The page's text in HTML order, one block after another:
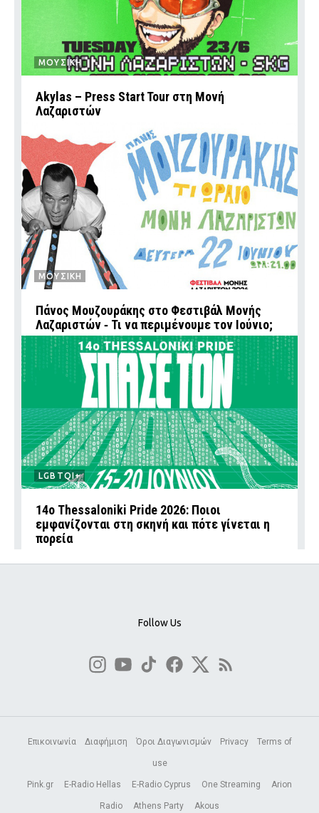
ΜΟΥΣΙΚΗ
Akylas – Press Start Tour στη Μονή
Λαζαριστών
ΜΟΥΣΙΚΗ
Πάνος Μουζουράκης στο Φεστιβάλ Μονής
Λαζαριστών ‑ Τι να περιμένουμε τον Ιούνιο;
LGBTQI+
14ο Thessaloniki Pride 2026: Ποιοι
εμφανίζονται στη σκηνή και πότε γίνεται η
πορεία
Follow Us
Επικοινωνία Διαφήμιση Όροι Διαγωνισμών Privacy Terms of
use
Pink.gr E-Radio Hellas E-Radio Cyprus One Streaming Arion
Radio Athens Party Akous